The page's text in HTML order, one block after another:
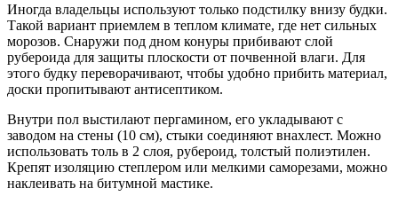
Иногда владельцы используют только подстилку внизу будки.
Такой вариант приемлем в теплом климате, где нет сильных
морозов. Снаружи под дном конуры прибивают слой
рубероида для защиты плоскости от почвенной влаги. Для
этого будку переворачивают, чтобы удобно прибить материал,
доски пропитывают антисептиком.
Внутри пол выстилают пергамином, его укладывают с
заводом на стены (10 см), стыки соединяют внахлест. Можно
использовать толь в 2 слоя, рубероид, толстый полиэтилен.
Крепят изоляцию степлером или мелкими саморезами, можно
наклеивать на битумной мастике.